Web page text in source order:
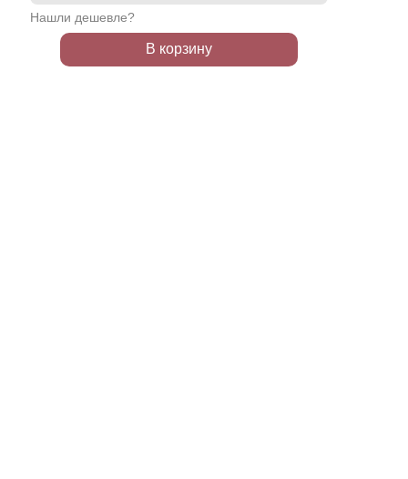
Нашли дешевле?
В корзину